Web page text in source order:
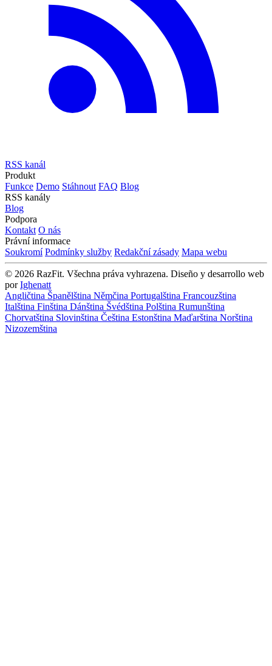
RSS kanál
Produkt
Funkce Demo Stáhnout FAQ Blog
RSS kanály
Blog
Podpora
Kontakt O nás
Právní informace
Soukromí Podmínky služby Redakční zásady Mapa webu
© 2026 RazFit. Všechna práva vyhrazena. Diseño y desarrollo web
porIghenatt
Angličtina Španělština Němčina Portugalština Francouzština
Italština Finština Dánština Švédština Polština Rumunština
Chorvatština Slovinština Čeština Estonština Maďarština Norština
Nizozemština